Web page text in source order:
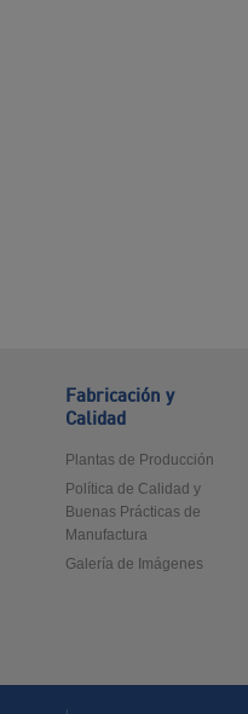
Fabricación y
Calidad
Plantas de Producción
Política de Calidad y
Buenas Prácticas de
Manufactura
Galería de Imágenes